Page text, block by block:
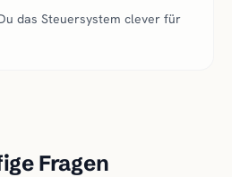
das Steuersystem clever für
Fragen